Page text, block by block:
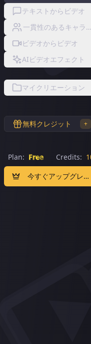
テキストからビデオ
一貫性のあるキャラ
ビデオからビデオ
AIビデオエフェクト
マイクリエーション
無料クレジット +
Plan: Free Credits:
今すぐアップグレー